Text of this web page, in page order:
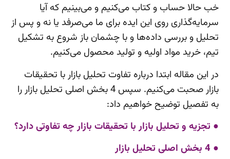
خب حالا حساب و کتاب می‌کنیم و می‌بینیم که آیا
سرمایه‌گذاری روی این ایده برای ما می‌صرفد یا نه و پس از
تحلیل و بررسی داده‌ها و با چشمان باز شروع به تشکیل
تیم، خرید مواد اولیه و تولید محصول می‌کنیم.
در این مقاله ابتدا درباره تفاوت تحلیل بازار با تحقیقات
بازار صحبت می‌کنیم. سپس 4 بخش اصلی تحلیل بازار را
به تفصیل توضیح خواهیم داد:
● تجزیه و تحلیل بازار با تحقیقات بازار چه تفاوتی دارد؟
● 4 بخش اصلی تحلیل بازار